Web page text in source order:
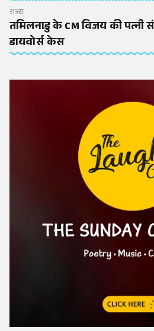
राज्य
तमिलनाडु के CM विजय की पत्नी
डायवोर्स केस